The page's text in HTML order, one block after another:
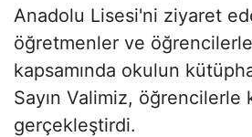
Anadolu Lisesi'ni ziyaret
öğretmenler ve
kapsamında okulun
Sayın Valimiz,
gerçekleştirdi.